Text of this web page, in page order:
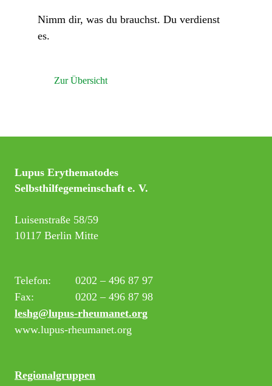
Nimm dir, was du brauchst. Du verdienst
es.
Zur Übersicht
Lupus Erythematodes
Selbsthilfegemeinschaft e. V.
Luisenstraße 58/59
10117 Berlin Mitte
Telefon:
0202 – 496 87 97
Fax:
0202 – 496 87 98
leshg@lupus-rheumanet.org
www.lupus-rheumanet.org
Regionalgruppen